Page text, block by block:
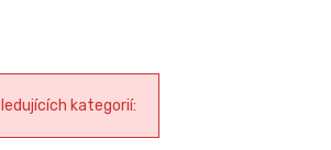
kategorií: